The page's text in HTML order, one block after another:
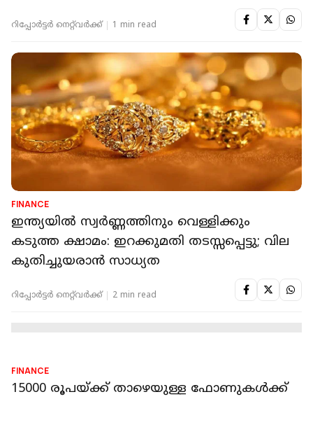
KERALA
സംസ്ഥാനത്ത് മിൽമ പാൽ വില
വർധിപ്പിക്കുന്നതിൽ തീരുമാനമായി, ലിറ്ററിന് 4
രൂപ കൂട്ടും; പ്രഖ്യാപനം മെയ്യ് 6ന് ശേഷം
റിപ്പോർട്ടർ നെറ്റ്‌വര്‍ക്ക്‌ 2 min read
സ്മാര്‍ട്ട്‌ഫോണ്‍ വില വീണ്ടും കൂടുന്നു
റിപ്പോർട്ടർ നെറ്റ്‌വര്‍ക്ക്‌